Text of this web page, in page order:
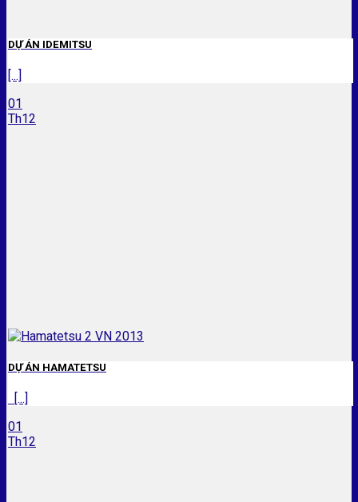
DỰ ÁN IDEMITSU
[...]
01
Th12
DỰ ÁN HAMATETSU
[...]
01
Th12